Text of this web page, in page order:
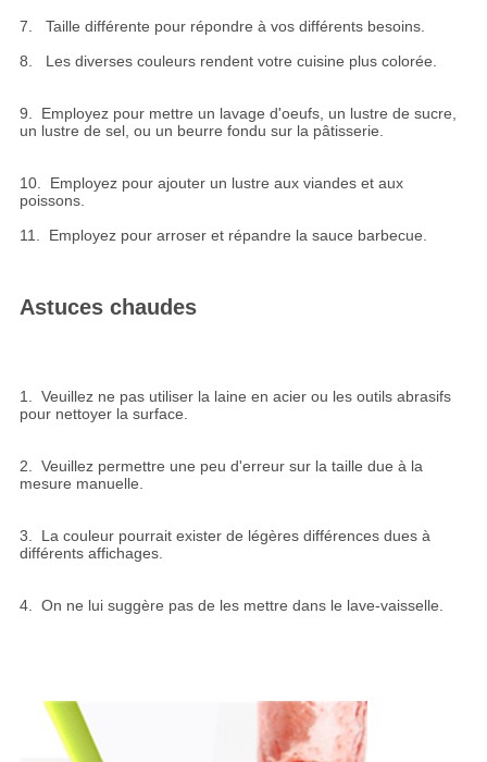
7. Taille différente pour répondre à vos différents besoins.
8. Les diverses couleurs rendent votre cuisine plus colorée.
9. Employez pour mettre un lavage d'oeufs, un lustre de sucre,
un lustre de sel, ou un beurre fondu sur la pâtisserie.
10. Employez pour ajouter un lustre aux viandes et aux
poissons.
11. Employez pour arroser et répandre la sauce barbecue.
Astuces chaudes
1. Veuillez ne pas utiliser la laine en acier ou les outils abrasifs
pour nettoyer la surface.
2. Veuillez permettre une peu d'erreur sur la taille due à la
mesure manuelle.
3. La couleur pourrait exister de légères différences dues à
différents affichages.
4. On ne lui suggère pas de les mettre dans le lave-vaisselle.